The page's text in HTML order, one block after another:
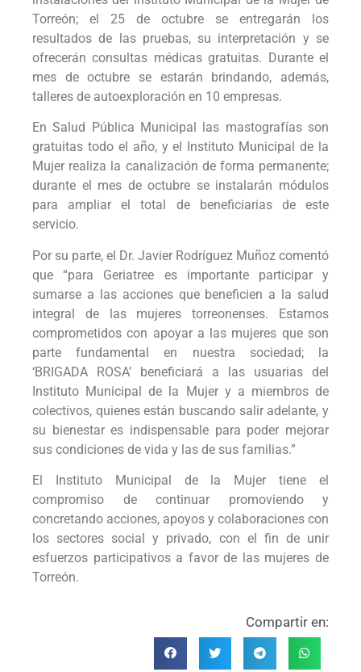
Torreón; el 25 de octubre se entregarán los
resultados de las pruebas, su interpretación y se
ofrecerán consultas médicas gratuitas. Durante el
mes de octubre se estarán brindando, además,
talleres de autoexploración en 10 empresas.
En Salud Pública Municipal las mastografías son
gratuitas todo el año, y el Instituto Municipal de la
Mujer realiza la canalización de forma permanente;
durante el mes de octubre se instalarán módulos
para ampliar el total de beneficiarias de este
servicio.
Por su parte, el Dr. Javier Rodríguez Muñoz comentó
que “para Geriatree es importante participar y
sumarse a las acciones que beneficien a la salud
integral de las mujeres torreonenses. Estamos
comprometidos con apoyar a las mujeres que son
parte fundamental en nuestra sociedad; la
‘BRIGADA ROSA’ beneficiará a las usuarias del
Instituto Municipal de la Mujer y a miembros de
colectivos, quienes están buscando salir adelante, y
su bienestar es indispensable para poder mejorar
sus condiciones de vida y las de sus familias.”
El Instituto Municipal de la Mujer tiene el
compromiso de continuar promoviendo y
concretando acciones, apoyos y colaboraciones con
los sectores social y privado, con el fin de unir
esfuerzos participativos a favor de las mujeres de
Torreón.
Compartir en: